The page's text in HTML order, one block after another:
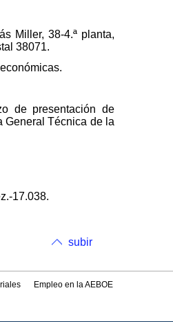
Miller, 38-4.ª planta,
38071.
de presentación de
General Técnica de la
17.038.
subir
Empleo en la AEBOE